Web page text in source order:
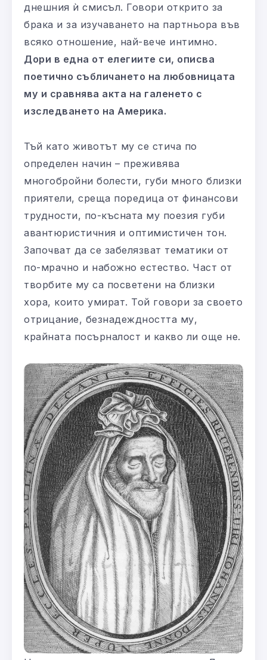
днешния ѝ смисъл. Говори открито за
брака и за изучаването на партньора във
всяко отношение, най-вече интимно.
Дори в една от елегиите си, описва
поетично събличането на любовницата
му и сравнява акта на галенето с
изследването на Америка.
Тъй като животът му се стича по
определен начин – преживява
многобройни болести, губи много близки
приятели, среща поредица от финансови
трудности, по-късната му поезия губи
авантюристичния и оптимистичен тон.
Започват да се забелязват тематики от
по-мрачно и набожно естество. Част от
творбите му са посветени на близки
хора, които умират. Той говори за своето
отрицание, безнадеждността му,
крайната посърналост и какво ли още не.